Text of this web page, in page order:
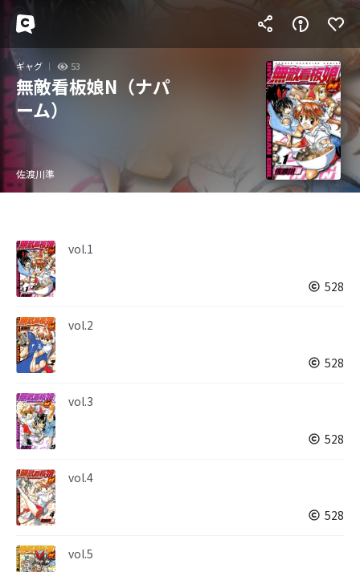
ギャグ 53
無敵看板娘N（ナパ
ーム）
佐渡川準
vol.1
528
vol.2
528
vol.3
528
vol.4
528
vol.5